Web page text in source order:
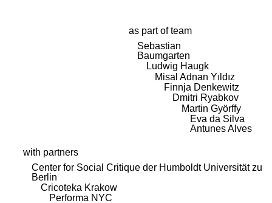
as part of team
Sebastian
Baumgarten
Ludwig Haugk
Misal Adnan Yıldız
Finnja Denkewitz
Dmitri Ryabkov
Martin Györffy
Eva da Silva
Antunes Alves
with partners
Center for Social Critique der Humboldt Universität zu
Berlin
Cricoteka Krakow
Performa NYC